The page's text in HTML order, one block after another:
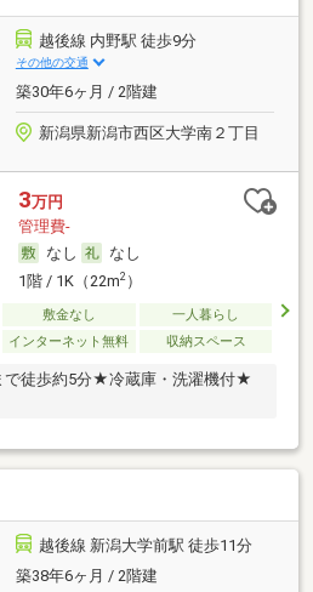
越後線 内野駅 徒歩9分
その他の交通
築30年6ヶ月 / 2階建
新潟県新潟市西区大学南２丁目
3万円
管理費-
なし
なし
1階 / 1K（22m2）
敷金なし
一人暮らし
インターネット無料 収納スペース
徒歩約5分★冷蔵庫・洗濯機付★
越後線 新潟大学前駅 徒歩11分
築38年6ヶ月 / 2階建